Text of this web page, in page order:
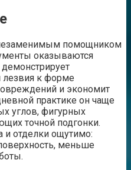
незаменимым помощником
оказываются
лезвия к форме
и экономит
практике он чаще
углов, фигурных
точной подгонки.
и отделки ощутимо:
меньше